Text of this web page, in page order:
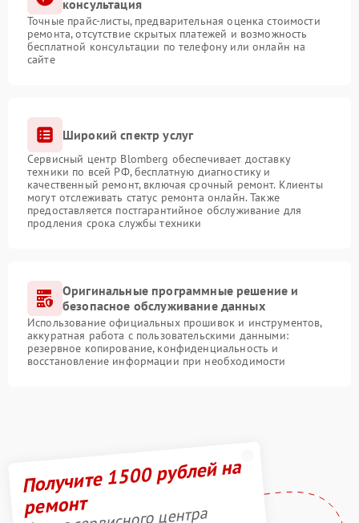
консультация
Точные прайс-листы, предварительная оценка стоимости
ремонта, отсутствие скрытых платежей и возможность
бесплатной консультации по телефону или онлайн на
сайте
Широкий спектр услуг
Сервисный центр Blomberg обеспечивает доставку
техники по всей РФ, бесплатную диагностику и
качественный ремонт, включая срочный ремонт. Клиенты
могут отслеживать статус ремонта онлайн. Также
предоставляется постгарантийное обслуживание для
продления срока службы техники
Оригинальные программные решение и
безопасное обслуживание данных
Использование официальных прошивок и инструментов,
аккуратная работа с пользовательскими данными:
резервное копирование, конфиденциальность и
восстановление информации при необходимости
Получите 1500 рублей на
ремонт